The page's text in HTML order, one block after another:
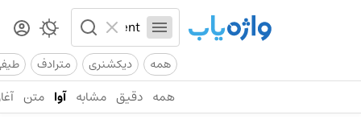
همه دیکشنری مترادف
همه دقیق مشابه آوا متن